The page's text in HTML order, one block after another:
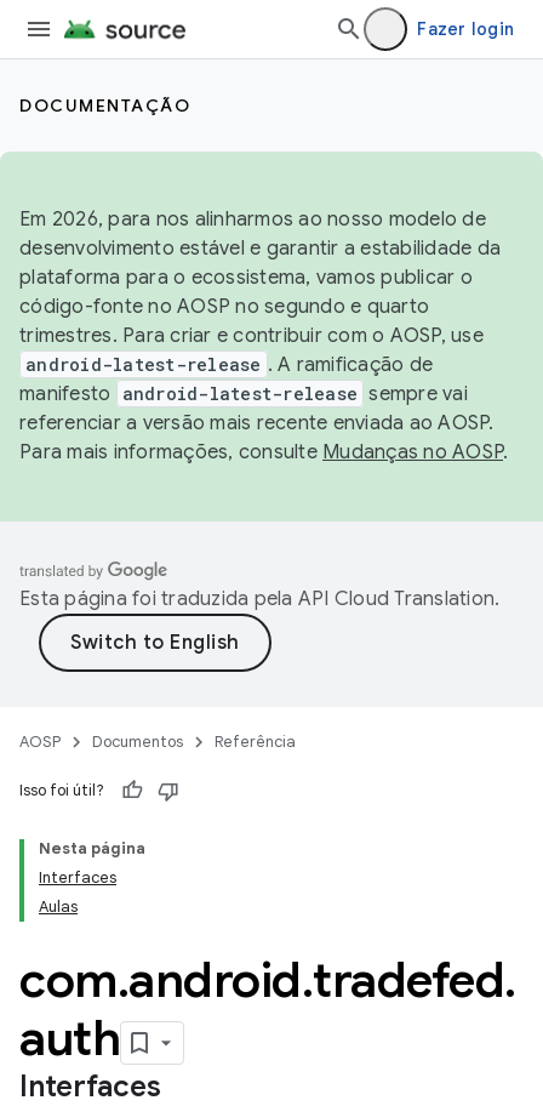
Fazer login
DOCUMENTAÇÃO
Em 2026, para nos alinharmos ao nosso modelo de
desenvolvimento estável e garantir a estabilidade da
plataforma para o ecossistema, vamos publicar o
código-fonte no AOSP no segundo e quarto
trimestres. Para criar e contribuir com o AOSP, use
android-latest-release . A ramificação de
manifesto
android-latest-release sempre vai
referenciar a versão mais recente enviada ao AOSP.
Para mais informações, consulte Mudanças no AOSP.
Esta página foi traduzida pela API Cloud Translation.
AOSP Documentos Referência
Isso foi útil?
Nesta página
Interfaces
Aulas
com.android.tradefed.
auth
Interfaces